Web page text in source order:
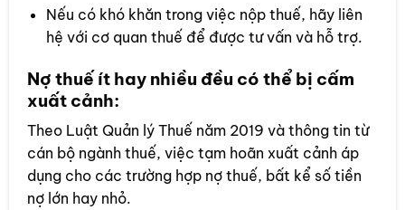
Nếu có khó khăn trong việc nộp thuế, hãy liên
hệ với cơ quan thuế để được tư vấn và hỗ trợ.
Nợ thuế ít hay nhiều đều có thể bị cấm
xuất cảnh:
Theo Luật Quản lý Thuế năm 2019 và thông tin từ
cán bộ ngành thuế, việc tạm hoãn xuất cảnh áp
dụng cho các trường hợp nợ thuế, bất kể số tiền
nợ lớn hay nhỏ.